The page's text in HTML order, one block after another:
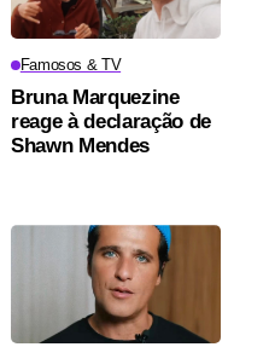
Famosos & TV
Bruna Marquezine
reage à declaração de
Shawn Mendes